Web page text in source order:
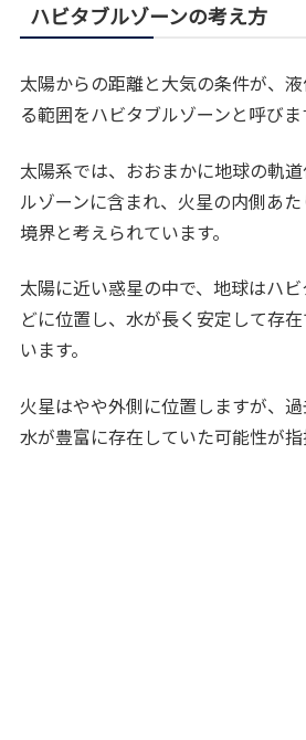
ハビタブルゾーンの考え方
太陽からの距離と大気の条件が、
る範囲をハビタブルゾーンと呼びま
太陽系では、おおまかに地球の軌
ルゾーンに含まれ、火星の内側あ
境界と考えられています。
太陽に近い惑星の中で、地球はハ
どに位置し、水が長く安定して存
います。
火星はやや外側に位置しますが、過
水が豊富に存在していた可能性が指